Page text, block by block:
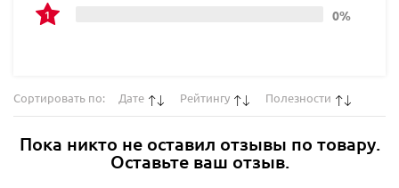
0%
Сортировать по: Дате Рейтингу Полезности
Пока никто не оставил отзывы по товару.
Оставьте ваш отзыв.